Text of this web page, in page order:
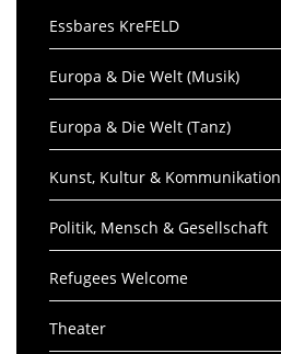
Essbares KreFELD
Europa & Die Welt (Musik)
Europa & Die Welt (Tanz)
Kunst, Kultur & Kommunikation
Politik, Mensch & Gesellschaft
Refugees Welcome
Theater